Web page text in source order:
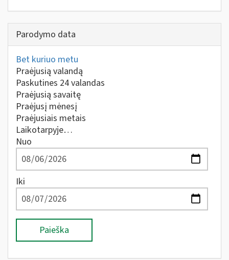
Parodymo data
Bet kuriuo metu
Praėjusią valandą
Paskutines 24 valandas
Praėjusią savaitę
Praėjusį mėnesį
Praėjusiais metais
Laikotarpyje…
Nuo
Iki
Paieška